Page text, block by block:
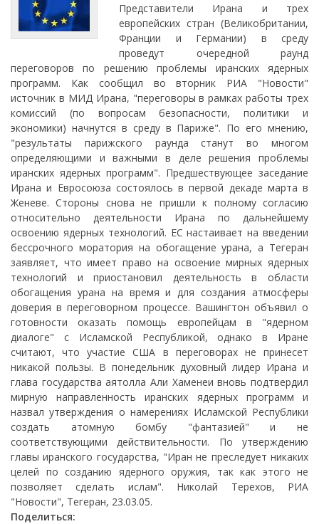
Представители Ирана и трех
европейских стран (Великобритании,
Франции и Германии) в среду
проведут очередной раунд
переговоров по решению проблемы иранских ядерных
программ. Как сообщил во вторник РИА "Новости"
источник в МИД Ирана, "переговоры в рамках работы трех
комиссий (по вопросам безопасности, политики и
экономики) начнутся в среду в Париже". По его мнению,
"результаты парижского раунда станут во многом
определяющими и важными в деле решения проблемы
иранских ядерных программ". Предшествующее заседание
Ирана и Евросоюза состоялось в первой декаде марта в
Женеве. Стороны снова не пришли к полному согласию
относительно деятельности Ирана по дальнейшему
освоению ядерных технологий. ЕС настаивает на введении
бессрочного моратория на обогащение урана, а Тегеран
заявляет, что имеет право на освоение мирных ядерных
технологий и приостановил деятельность в области
обогащения урана на время и для создания атмосферы
доверия в переговорном процессе. Вашингтон объявил о
готовности оказать помощь европейцам в "ядерном
диалоге" с Исламской Республикой, однако в Иране
считают, что участие США в переговорах не принесет
никакой пользы. В понедельник духовный лидер Ирана и
глава государства аятолла Али Хаменеи вновь подтвердил
мирную направленность иранских ядерных программ и
назвал утверждения о намерениях Исламской Республики
создать атомную бомбу "фантазией" и не
соответствующими действительности. По утверждению
главы иранского государства, "Иран не преследует никаких
целей по созданию ядерного оружия, так как этого не
позволяет сделать ислам". Николай Терехов, РИА
"Новости", Тегеран, 23.03.05.
Поделиться: